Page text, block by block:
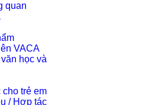
quan
VACA
học và
trẻ em
/ Hợp tác